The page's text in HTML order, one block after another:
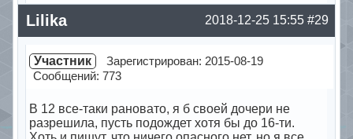
Offline #29
2018-12-25 15:55
Lilika
Участник
Зарегистрирован: 2015-08-19
Сообщений: 773
В 12 все-таки рановато, я б своей дочери не
разрешила, пусть подождет хотя бы до 16-ти.